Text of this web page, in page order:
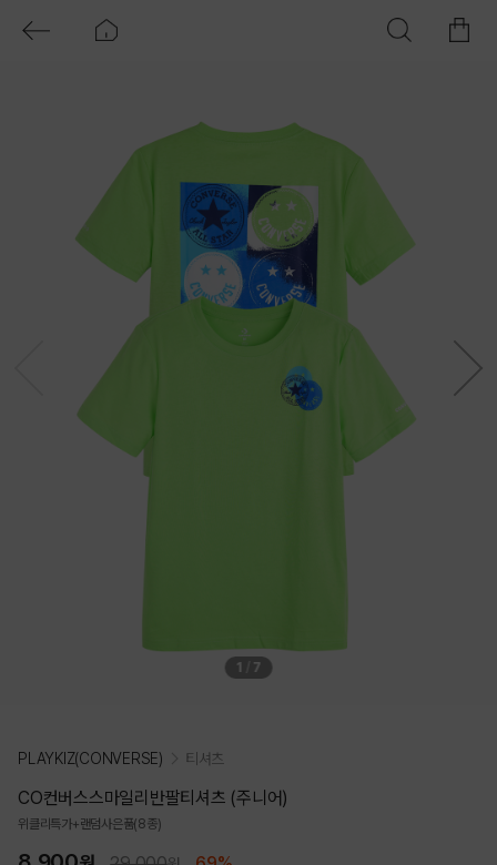
1 7
PLAYKIZ(CONVERSE) 티셔츠
CO컨버스스마일리반팔티셔츠 (주니어)
위클리특가+랜덤사은품(8종)